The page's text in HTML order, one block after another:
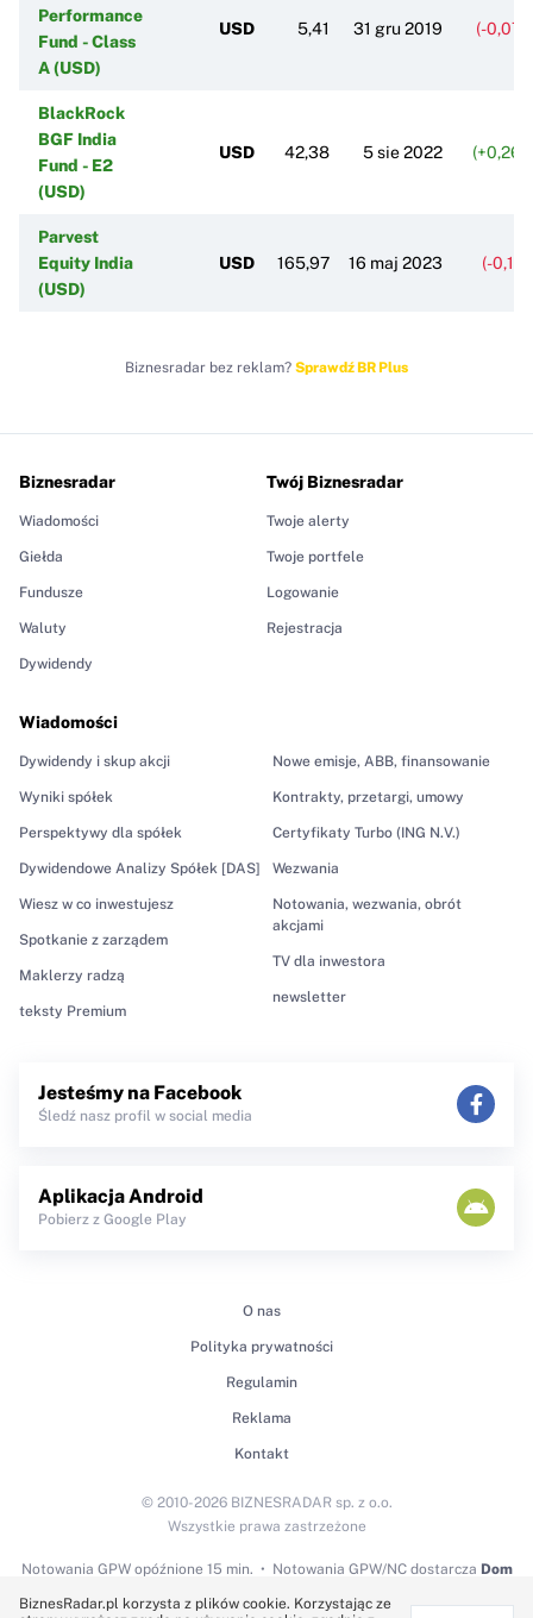
Performance
Fund - Class
A (USD)
USD 5,41 31 gru 2019 (-
BlackRock
BGF India
Fund - E2
(USD)
USD 42,38 5 sie 2022
Parvest
Equity India
(USD)
USD 165,97 16 maj 2023 (-
Biznesradar bez reklam? Sprawdź BR Plus
Biznesradar
Wiadomości
Giełda
Fundusze
Waluty
Dywidendy
Wiadomości
Dywidendy i skup akcji
Wyniki spółek
Perspektywy dla spółek
Dywidendowe Analizy Spółek [DAS]
Wiesz w co inwestujesz
Spotkanie z zarządem
Maklerzy radzą
teksty Premium
Nowe emisje, ABB, finansowanie
Kontrakty, przetargi, umowy
Certyfikaty Turbo (ING N.V.)
Wezwania
Notowania, wezwania, obrót
akcjami
TV dla inwestora
newsletter
Twój Biznesradar
Twoje alerty
Twoje portfele
Logowanie
Rejestracja
Jesteśmy na Facebook
Śledź nasz profil w social media
Aplikacja Android
Pobierz z Google Play
O nas
Polityka prywatności
Regulamin
Reklama
Kontakt
Notowania GPWopóźnione 15 min. Notowania GPW/NC dostarcza Dom
© 2010-2026 BIZNESRADAR sp. z o.o.
Wszystkie prawa zastrzeżone
BiznesRadar.pl korzysta z plików cookie. Korzystając ze